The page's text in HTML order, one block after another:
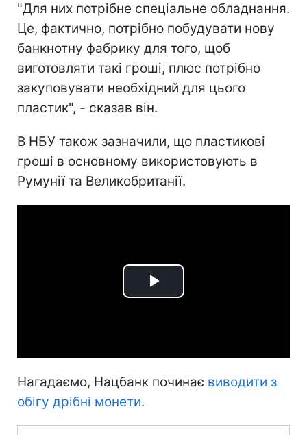
"Для них потрібне спеціальне обладнання.
Це, фактично, потрібно побудувати нову
банкнотну фабрику для того, щоб
виготовляти такі гроші, плюс потрібно
закуповувати необхідний для цього
пластик", - сказав він.
В НБУ також зазначили, що пластикові
гроші в основному використовують в
Румунії та Великобританії.
Play
Нагадаємо, Нацбанк починає виводити з
обігу дрібні монети.